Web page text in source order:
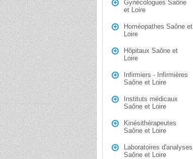
Gynécologues Saône
et Loire
Homéopathes Saône et
Loire
Hôpitaux Saône et
Loire
Infirmiers - Infirmières
Saône et Loire
Instituts médicaux
Saône et Loire
Kinésithérapeutes
Saône et Loire
Laboratoires d'analyses
Saône et Loire